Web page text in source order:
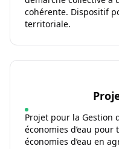
cohérente. Dispositif
territoriale.
Projet pour la Gestion
économies d’eau
économies d’eau en